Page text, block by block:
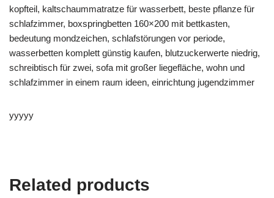
kopfteil, kaltschaummatratze für wasserbett, beste pflanze für
schlafzimmer, boxspringbetten 160×200 mit bettkasten,
bedeutung mondzeichen, schlafstörungen vor periode,
wasserbetten komplett günstig kaufen, blutzuckerwerte niedrig,
schreibtisch für zwei, sofa mit großer liegefläche, wohn und
schlafzimmer in einem raum ideen, einrichtung jugendzimmer
yyyyy
Related products